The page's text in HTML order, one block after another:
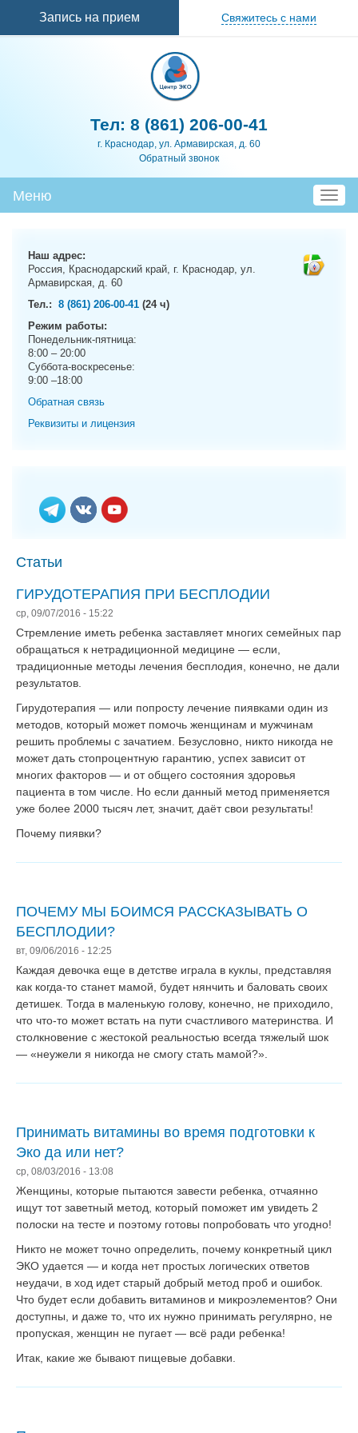
Запись на прием Свяжитесь с нами
Тел: 8 (861) 206-00-41
г. Краснодар, ул. Армавирская, д. 60
Обратный звонок
T
o
Меню
Наш адрес:
Россия, Краснодарский край, г. Краснодар, ул.
Армавирская, д. 60
Тел.: 8 (861) 206-00-41 (24 ч)
Режим работы:
Понедельник-пятница:
8:00 – 20:00
Суббота-воскресенье:
9:00 –18:00
Обратная связь
Реквизиты и лицензия
Статьи
ГИРУДОТЕРАПИЯ ПРИ БЕСПЛОДИИ
ср, 09/07/2016 - 15:22
Стремление иметь ребенка заставляет многих семейных пар
обращаться к нетрадиционной медицине — если,
традиционные методы лечения бесплодия, конечно, не дали
результатов.
Гирудотерапия — или попросту лечение пиявками один из
методов, который может помочь женщинам и мужчинам
решить проблемы с зачатием. Безусловно, никто никогда не
может дать стопроцентную гарантию, успех зависит от
многих факторов — и от общего состояния здоровья
пациента в том числе. Но если данный метод применяется
уже более 2000 тысяч лет, значит, даёт свои результаты!
Почему пиявки?
ПОЧЕМУ МЫ БОИМСЯ РАССКАЗЫВАТЬ О
БЕСПЛОДИИ?
вт, 09/06/2016 - 12:25
Каждая девочка еще в детстве играла в куклы, представляя
как когда-то станет мамой, будет нянчить и баловать своих
детишек. Тогда в маленькую голову, конечно, не приходило,
что что-то может встать на пути счастливого материнства. И
столкновение с жестокой реальностью всегда тяжелый шок
— «неужели я никогда не смогу стать мамой?».
Принимать витамины во время подготовки к
Эко да или нет?
ср, 08/03/2016 - 13:08
Женщины, которые пытаются завести ребенка, отчаянно
ищут тот заветный метод, который поможет им увидеть 2
полоски на тесте и поэтому готовы попробовать что угодно!
Никто не может точно определить, почему конкретный цикл
ЭКО удается — и когда нет простых логических ответов
неудачи, в ход идет старый добрый метод проб и ошибок.
Что будет если добавить витаминов и микроэлементов? Они
доступны, и даже то, что их нужно принимать регулярно, не
пропуская, женщин не пугает — всё ради ребенка!
Итак, какие же бывают пищевые добавки.